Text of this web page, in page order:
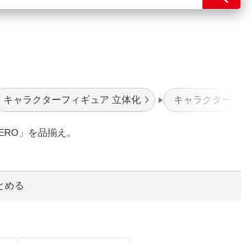
一覧
キャラクターフィギュア 立体化 キャラクターフ
」を品揃え。
める